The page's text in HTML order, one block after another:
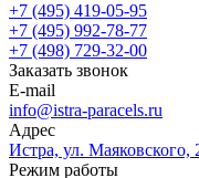
+7 (495) 419-05-95
+7 (495) 992-78-77
+7 (498) 729-32-00
Заказать звонок
E-mail
info@istra-paracels.ru
Адрес
Истра, ул. Маяковского,
Режим работы